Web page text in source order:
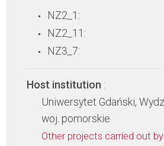
NZ2_1:
NZ2_11:
NZ3_7:
Host institution :
Uniwersytet Gdański,
woj. pomorskie
Other projects carried out